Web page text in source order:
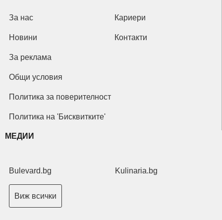
За нас Кариери
Новини Контакти
За реклама
Общи условия
Политика за поверителност
Политика на 'Бисквитките'
МЕДИИ
Bulevard.bg Kulinaria.bg
Виж всички